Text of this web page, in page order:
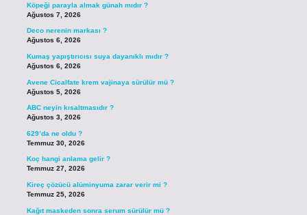
Köpeği parayla almak günah mıdır ?
Ağustos 7, 2026
Deco nerenin markası ?
Ağustos 6, 2026
Kumaş yapıştırıcısı suya dayanıklı mıdır ?
Ağustos 6, 2026
Avene Cicalfate krem vajinaya sürülür mü ?
Ağustos 5, 2026
ABC neyin kısaltmasıdır ?
Ağustos 3, 2026
629’da ne oldu ?
Temmuz 30, 2026
Koç hangi anlama gelir ?
Temmuz 27, 2026
Kireç çözücü alüminyuma zarar verir mi ?
Temmuz 25, 2026
Kağıt maskeden sonra serum sürülür mü ?